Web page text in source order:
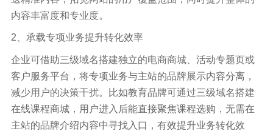
内容丰富度和专业度。
2、承载专项业务提升转化效率
企业可借助三级域名搭建独立的电商商城、活动专题页或
客户服务平台，将专项业务与主站的品牌展示内容分离，
减少用户的决策干扰。比如教育品牌可通过三级域名搭建
在线课程商城，用户进入后能直接聚焦课程选购，无需在
主站的品牌介绍内容中寻找入口，有效提升业务转化效